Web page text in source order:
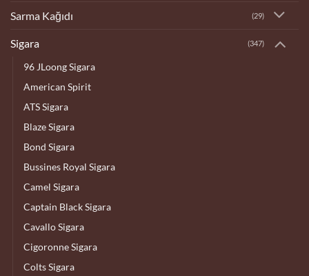
Sarma Kağıdı (29)
Sigara (347)
96 JLoong Sigara
American Spirit
ATS Sigara
Blaze Sigara
Bond Sigara
Bussines Royal Sigara
Camel Sigara
Captain Black Sigara
Cavallo Sigara
Cigoronne Sigara
Colts Sigara